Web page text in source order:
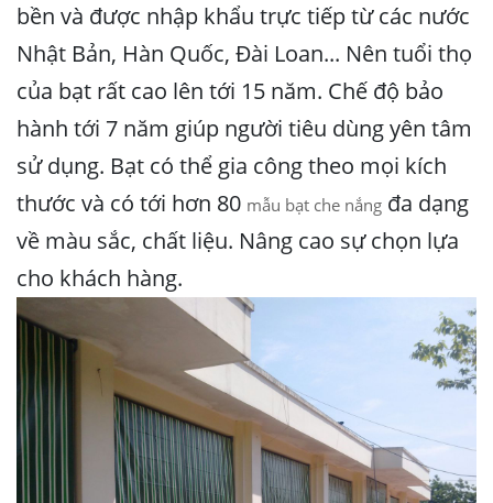
bền và được nhập khẩu trực tiếp từ các nước
Nhật Bản, Hàn Quốc, Đài Loan... Nên tuổi thọ
của bạt rất cao lên tới 15 năm. Chế độ bảo
hành tới 7 năm giúp người tiêu dùng yên tâm
sử dụng. Bạt có thể gia công theo mọi kích
thước và có tới hơn 80 mẫu bạt che nắng đa dạng
về màu sắc, chất liệu. Nâng cao sự chọn lựa
cho khách hàng.